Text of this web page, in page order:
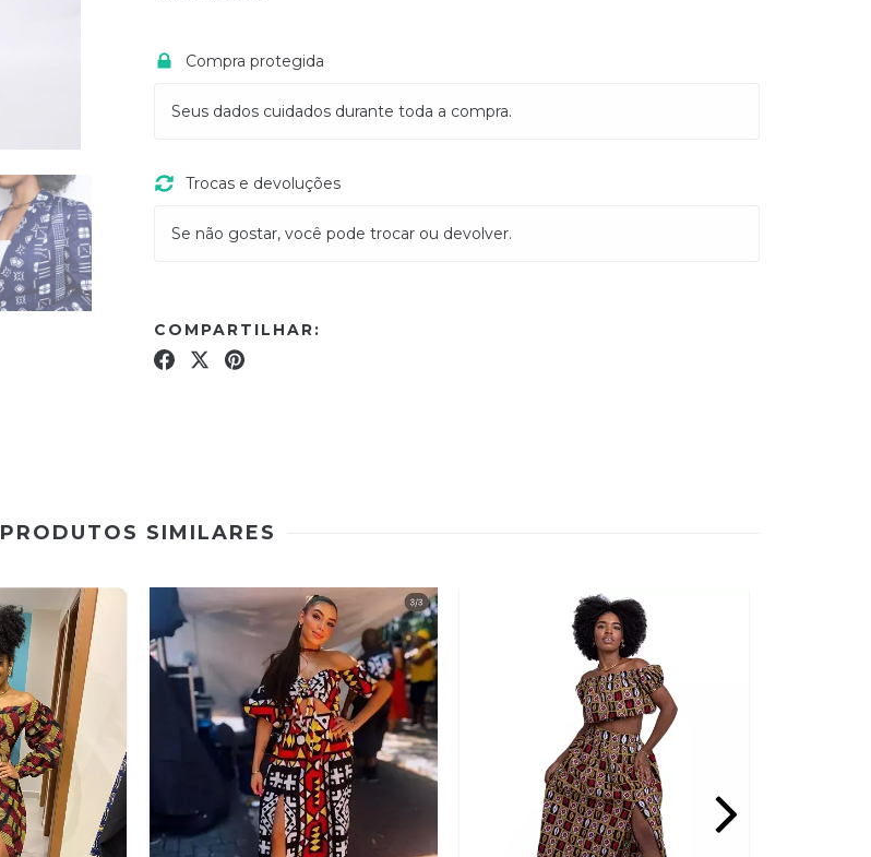
Compra protegida
Seus dados cuidados durante toda a compra.
Trocas e devoluções
Se não gostar, você pode trocar ou devolver.
COMPARTILHAR:
PRODUTOS SIMILARES